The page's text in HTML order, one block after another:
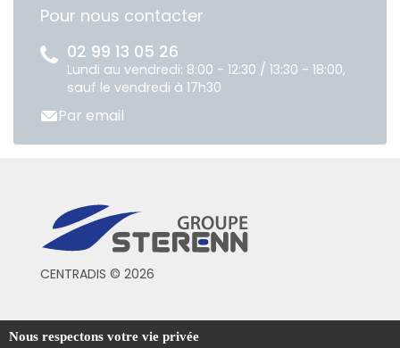
Pour nous contacter
02 99 13 05 26
Lundi au vendredi: 8:00 - 12:30 / 13:30 - 18:00,
sauf le vendredi à 17h30
Par email
CENTRADIS © 2026
Conditions générales de vente
Nous respectons votre vie privée